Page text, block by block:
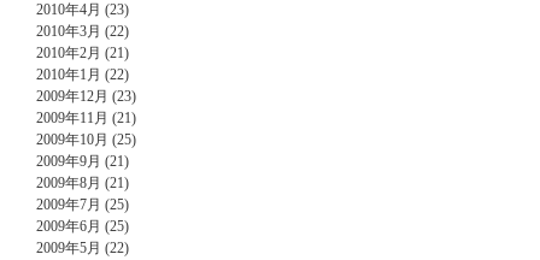
2010年4月 (23)
2010年3月 (22)
2010年2月 (21)
2010年1月 (22)
2009年12月 (23)
2009年11月 (21)
2009年10月 (25)
2009年9月 (21)
2009年8月 (21)
2009年7月 (25)
2009年6月 (25)
2009年5月 (22)